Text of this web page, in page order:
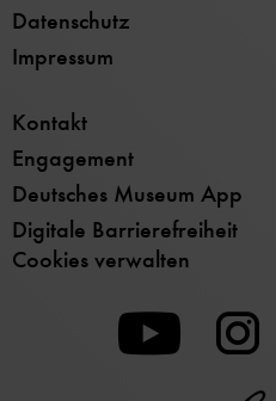
Datenschutz
Impressum
Kontakt
Engagement
Deutsches Museum App
Digitale Barrierefreiheit
Cookies verwalten
Zu